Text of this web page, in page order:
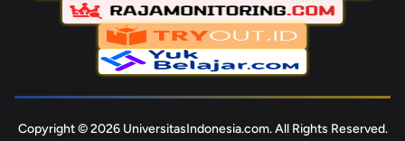
Copyright © 2026 UniversitasIndonesia.com. All Rights Reserved.